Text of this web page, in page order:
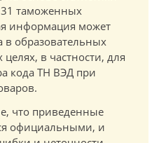
таможенных
информация может
в образовательных
в частности, для
кода ТН ВЭД при
что приведенные
официальными, и